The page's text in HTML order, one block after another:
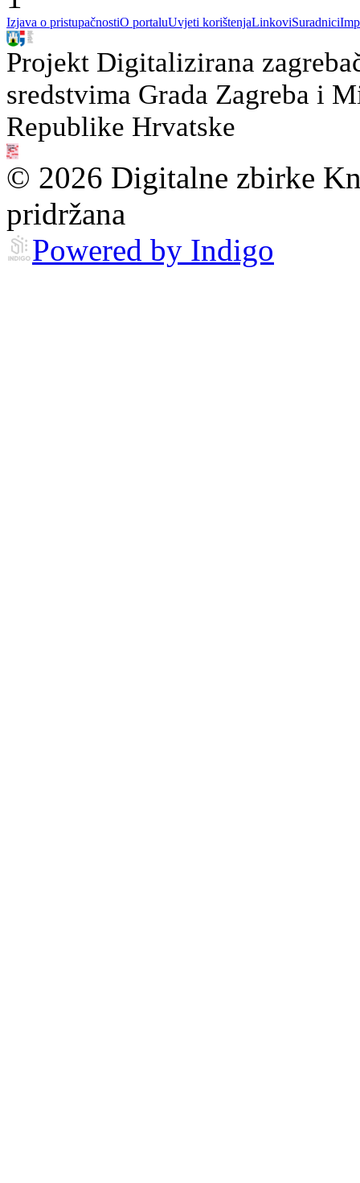
Izjava o pristupačnostiO portaluUvjeti korištenjaLinkoviSuradnici
Projekt Digitalizirana
sredstvima Grada Zagreba i
Republike Hrvatske
© 2026 Digitalne zbirke
pridržana
Powered by Indigo